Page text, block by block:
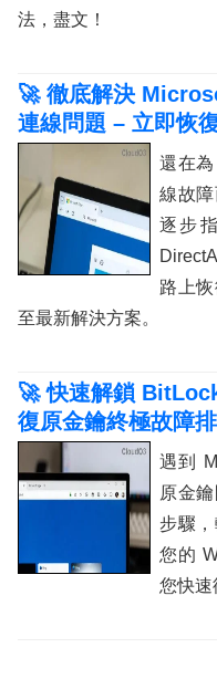
法，盡文！
🚀 徹底解決
連線問題 – 立即恢
還在為
線故
逐步
路上
至最新解決方案。
🚀 快速解鎖
復原金鑰終極故障
遇到
原金
步驟
您的
您快速